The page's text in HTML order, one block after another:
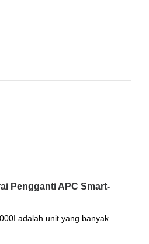
Pengganti APC Smart-
adalah unit yang banyak